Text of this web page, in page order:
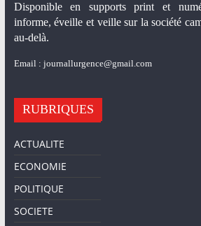
t
V
i
l
r
.
Disponible en supports print et
informe, éveille et veille sur la société
au-delà.
Email : journallurgence@gmail.com
RUBRIQUES
ACTUALITE
ECONOMIE
POLITIQUE
SOCIETE